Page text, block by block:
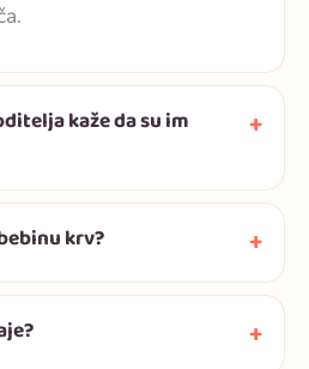
kaže da su im
krv?